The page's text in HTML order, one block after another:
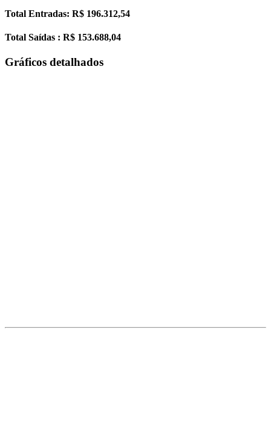
Total Entradas: R$ 196.312,54
Total Saídas : R$ 153.688,04
Gráficos detalhados